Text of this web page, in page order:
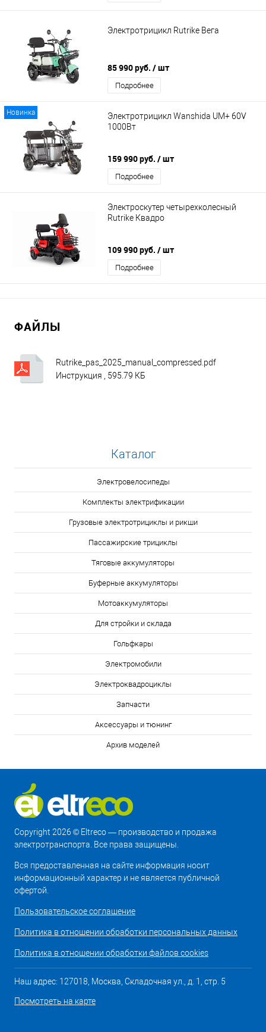
Электротрицикл Rutrike Вега
85 990 руб. / шт
Подробнее
Новинка
Электротрицикл Wanshida UM+ 60V
1000Вт
159 990 руб. / шт
Подробнее
Электроскутер четырехколесный
Rutrike Квадро
109 990 руб. / шт
Подробнее
ФАЙЛЫ
Rutrike_pas_2025_manual_compressed.pdf
Инструкция , 595.79 КБ
Каталог
Электровелосипеды
Комплекты электрификации
Грузовые электротрициклы и рикши
Пассажирские трициклы
Тяговые аккумуляторы
Буферные аккумуляторы
Мотоаккумуляторы
Для стройки и склада
Гольфкары
Электромобили
Электроквадроциклы
Запчасти
Аксессуары и тюнинг
Архив моделей
Copyright 2026 © Eltreco — производство и продажа
электротранспорта. Все права защищены.
Вся предоставленная на сайте информация носит
информационный характер и не является публичной
офертой.
Пользовательское соглашение
Политика в отношении обработки персональных данных
Политика в отношении обработки файлов cookies
Наш адрес: 127018, Москва, Складочная ул., д. 1, стр. 5
Посмотреть на карте